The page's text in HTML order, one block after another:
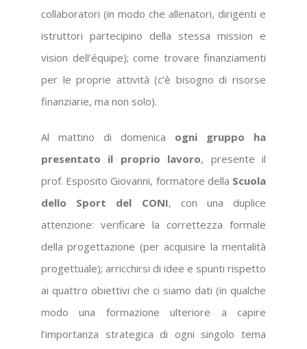
collaboratori (in modo che allenatori, dirigenti e
istruttori partecipino della stessa mission e
vision dell’équipe); come trovare finanziamenti
per le proprie attività (c’è bisogno di risorse
finanziarie, ma non solo).
Al mattino di domenica ogni gruppo ha
presentato il proprio lavoro, presente il
prof. Esposito Giovanni, formatore della Scuola
dello Sport del CONI, con una duplice
attenzione: verificare la correttezza formale
della progettazione (per acquisire la mentalità
progettuale); arricchirsi di idee e spunti rispetto
ai quattro obiettivi che ci siamo dati (in qualche
modo una formazione ulteriore a capire
l’importanza strategica di ogni singolo tema